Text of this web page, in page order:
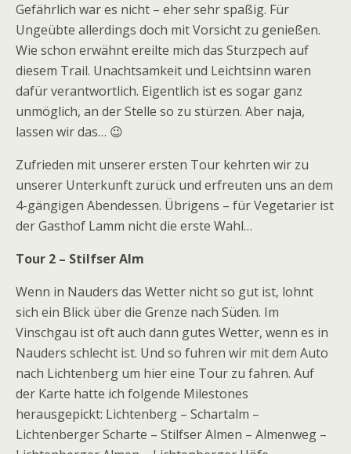
Gefährlich war es nicht – eher sehr spaßig. Für
Ungeübte allerdings doch mit Vorsicht zu genießen.
Wie schon erwähnt ereilte mich das Sturzpech auf
diesem Trail. Unachtsamkeit und Leichtsinn waren
dafür verantwortlich. Eigentlich ist es sogar ganz
unmöglich, an der Stelle so zu stürzen. Aber naja,
lassen wir das… 😉
Zufrieden mit unserer ersten Tour kehrten wir zu
unserer Unterkunft zurück und erfreuten uns an dem
4-gängigen Abendessen. Übrigens – für Vegetarier ist
der Gasthof Lamm nicht die erste Wahl…
Tour 2 – Stilfser Alm
Wenn in Nauders das Wetter nicht so gut ist, lohnt
sich ein Blick über die Grenze nach Süden. Im
Vinschgau ist oft auch dann gutes Wetter, wenn es in
Nauders schlecht ist. Und so fuhren wir mit dem Auto
nach Lichtenberg um hier eine Tour zu fahren. Auf
der Karte hatte ich folgende Milestones
herausgepickt: Lichtenberg – Schartalm –
Lichtenberger Scharte – Stilfser Almen – Almenweg –